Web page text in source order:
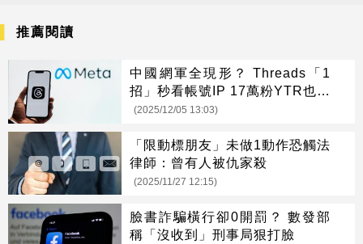
推薦閱讀
中國網軍全現形？ Threads「1
招」秒看帳號IP 17萬粉YTR也被
抓包
(2025/12/05 13:03)
「限動標朋友」未做1動作恐觸法
律師：曾有人被仇家殺
(2025/11/27 12:15)
臉書詐騙橫行卻0開罰？ 數發部
稱「沒收到」刑事局狠打臉